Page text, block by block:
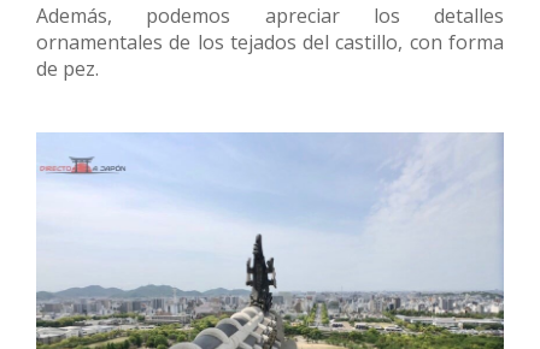
Además, podemos apreciar los detalles
ornamentales de los tejados del castillo, con forma
de pez.